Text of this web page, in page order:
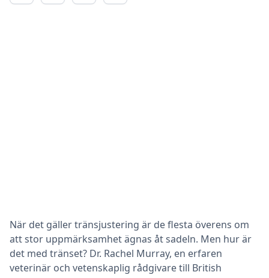
När det gäller tränsjustering är de flesta överens om
att stor uppmärksamhet ägnas åt sadeln. Men hur är
det med tränset? Dr. Rachel Murray, en erfaren
veterinär och vetenskaplig rådgivare till British